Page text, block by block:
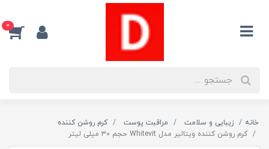
0
خانه زیبایی و سلامت مراقبت پوست
کرم روشن کننده
کرم روشن کننده ویتالیر مدل Whitevit حجم 30 میلی لیتر